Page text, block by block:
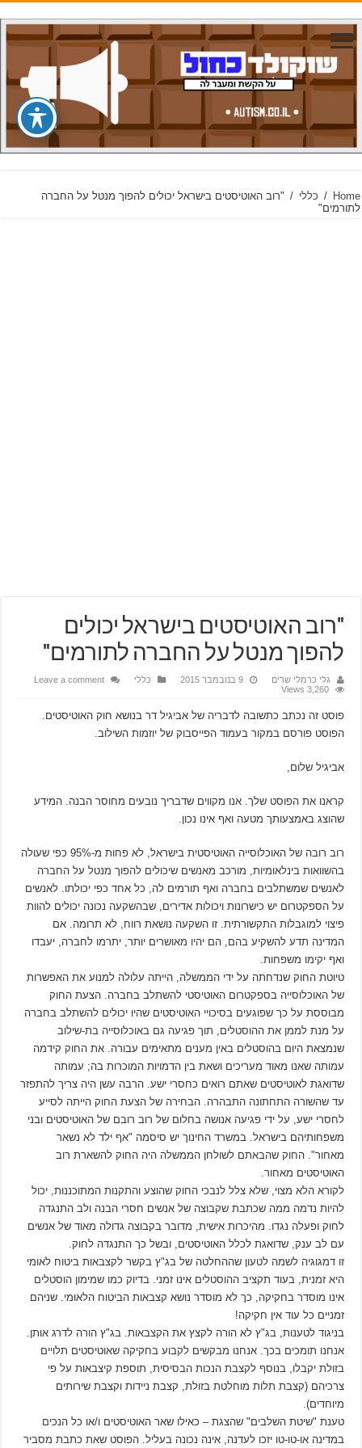
Home
/ כללי / "רוב האוטיסטים בישראל יכולים להפוך מנטל על החברה
לתורמים"
"רוב האוטיסטים בישראל יכולים
להפוך מנטל על החברה לתורמים"
גלי כרמלי שרים 9 בנובמבר 2015 כללי
Leave a comment
3,260 Views
פוסט זה נכתב כתשובה לדבריה של אביגיל דר בנושא חוק האוטיסטים.
הפוסט פורסם במקור בעמוד הפייסבוק של יוזמות השילוב.
אביגיל שלום,
קראנו את הפוסט שלך. אנו מקווים שדבריך נובעים מחוסר הבנה. המידע
שהוצג באמצעותך מטעה ואף אינו נכון.
רוב רובה של האוכלוסייה האוטיסטית בישראל, לא פחות מ-95% כפי שעולה
בהשוואות בינלאומיות, מורכב מאנשים שיכולים להפוך מנטל על החברה
לאנשים שמשתלבים בחברה ואף תורמים לה, כל אחד כפי יכולתו. לאנשים
על הספקטרום יש כישרונות ויכולות אדירים, שבהשקעה נכונה יכולים להוות
פיצוי למוגבלות התקשורתית. זו השקעה נושאת רווח, לא תרומה. אם
המדינה תדע להשקיע בהם, הם יהיו מאושרים יותר, יתרמו לחברה, יעבדו
ואף יקימו משפחות.
טיוטת החוק שנדחתה על ידי הממשלה, הייתה עלולה למנוע את האפשרות
של האוכלוסייה בספקטרום האוטיסטי להשתלב בחברה. הצעת החוק
מבוססת על כך שפוגעים בסיכויי האוטיסטים שהיו יכולים להשתלב בחברה
על מנת לממן את ההוסטלים, תוך פגיעה גם באוכלוסייה בת-שילוב
שנמצאת היום בהוסטלים באין מענים מתאימים עבורה. את החוק קידמה
עמותה שאנו מאוד מעריכים ושאת בין הדמויות המוכרות בה; עמותה
שדואגת לאוטיסטים שאתם רואים כחסרי ישע. הרבה עשן היה צריך להתפזר
עד שהשורה התחתונה התבהרה. הבחירה של הצעת החוק הייתה לסייע
לחסרי ישע, על ידי פגיעה אנושה בחלום של רוב רובם של האוטיסטים ובני
משפחותיהם בישראל. במשרד החינוך יש סיסמה "אף ילד לא נשאר
מאחור". החוק שהבאתם לשולחן הממשלה היה החוק להשארת רוב
האוטיסטים מאחור.
לקורא הלא מצוי, שלא צלל לנבכי החוק שהוצע והתקנות המתוכננות, יכול
להיות נדמה ממה שכתבת שקבוצה של אנשים חסרי הבנה ולב התנגדה
לחוק ופעלה נגדו. מהיכרות אישית, מדובר בקבוצה גדולה מאוד של אנשים
עם לב ענק, שדואגת לכלל האוטיסטים, ובשל כך התנגדה לחוק.
זו דמגוגיה לשמה לטעון שההחלטה של בג"ץ בקשר לקצבאות ביטוח לאומי
היא זמנית, בעוד תקציב ההוסטלים אינו זמני. בדיוק כמו שמימון הוסטלים
אינו מוסדר בחקיקה, כך לא מוסדר נושא קצבאות הביטוח הלאומי. שניהם
זמניים כל עוד אין חקיקה!
בניגוד לטענות, בג"ץ לא הורה לקצץ את הקצבאות. בג"ץ הורה לדרג אותן.
אנחנו תומכים בכך. אנחנו מבקשים לקבוע בחקיקה שאוטיסטים תלויים
בזולת יקבלו, בנוסף לקצבת הנכות הבסיסית, תוספת קיצבאות על פי
צרכיהם (קצבת תלות מוחלטת בזולת, קצבת ניידות וקצבת שירותים
מיוחדים).
טענת "שיטת השלבים" שהצגת – כאילו שאר האוטיסטים ו/או כל הנכים
במדינה או-טו-טו יזכו לעדנה, אינה נכונה בעליל. הפוסט שאת כתבת מסביר